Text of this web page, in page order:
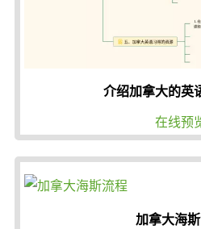
介绍加拿大的英
在线预
加拿大海